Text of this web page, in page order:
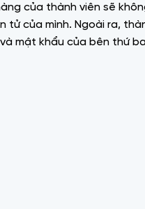
của thành viên sẽ
của mình. Ngoài ra,
mật khẩu của bên thứ